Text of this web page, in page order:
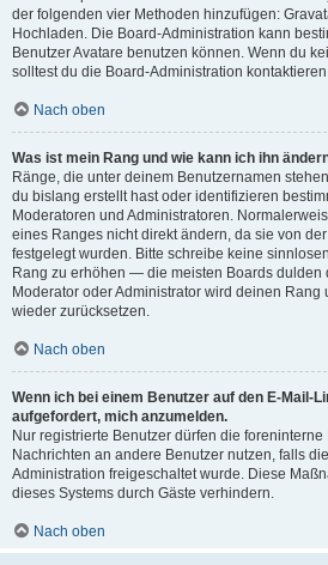
der folgenden vier Methoden hinzufügen:
Hochladen. Die Board-Administration kann
Benutzer Avatare benutzen können. Wenn du
solltest du die Board-Administration
Nach oben
Was ist mein Rang und wie kann ich ihn
Ränge, die unter deinem Benutzernamen
du bislang erstellt hast oder identifizieren
Moderatoren und Administratoren.
eines Ranges nicht direkt ändern, da sie von
festgelegt wurden. Bitte schreibe keine
Rang zu erhöhen — die meisten Boards dulden
Moderator oder Administrator wird deinen Rang
wieder zurücksetzen.
Nach oben
Wenn ich bei einem Benutzer auf den E-Mail-
aufgefordert, mich anzumelden.
Nur registrierte Benutzer dürfen die
Nachrichten an andere Benutzer nutzen, falls
Administration freigeschaltet wurde. Diese
dieses Systems durch Gäste verhindern.
Nach oben